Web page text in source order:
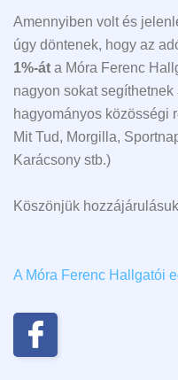
Amennyiben volt és
úgy döntenek, hogy az
1%-át a Móra Ferenc
nagyon sokat
hagyományos közösségi
Mit Tud, Morgilla,
Karácsony stb.)
Köszönjük
A Móra Ferenc Hallgatói